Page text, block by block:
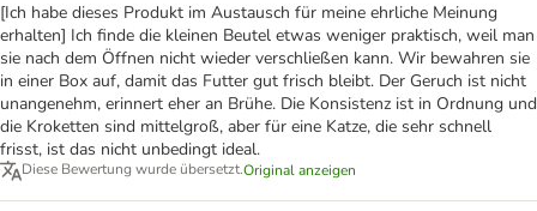
[Ich habe dieses Produkt im Austausch für meine ehrliche Meinung
erhalten] Ich finde die kleinen Beutel etwas weniger praktisch, weil man
sie nach dem Öffnen nicht wieder verschließen kann. Wir bewahren sie
in einer Box auf, damit das Futter gut frisch bleibt. Der Geruch ist nicht
unangenehm, erinnert eher an Brühe. Die Konsistenz ist in Ordnung und
die Kroketten sind mittelgroß, aber für eine Katze, die sehr schnell
frisst, ist das nicht unbedingt ideal.
Diese Bewertung wurde übersetzt.Original anzeigen